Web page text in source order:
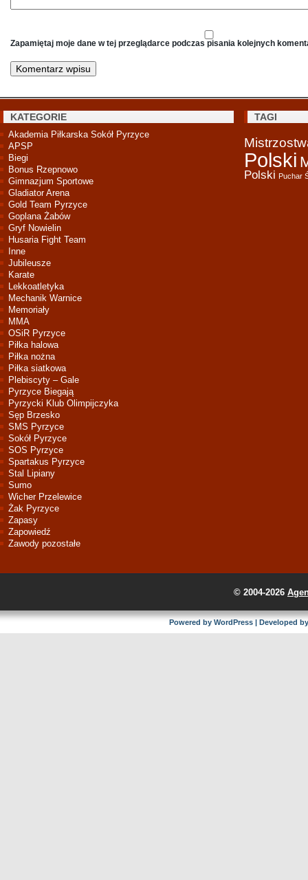
Zapamiętaj moje dane w tej przeglądarce podczas pisania kolejnych
KATEGORIE
Akademia Piłkarska Sokół Pyrzyce
APSP
Biegi
Bonus Rzepnowo
Gimnazjum Sportowe
Gladiator Arena
Gold Team Pyrzyce
Goplana Żabów
Gryf Nowielin
Husaria Fight Team
Inne
Jubileusze
Karate
Lekkoatletyka
Mechanik Warnice
Memoriały
MMA
OSiR Pyrzyce
Piłka halowa
Piłka nożna
Piłka siatkowa
Plebiscyty – Gale
Pyrzyce Biegają
Pyrzycki Klub Olimpijczyka
Sęp Brzesko
SMS Pyrzyce
Sokół Pyrzyce
SOS Pyrzyce
Spartakus Pyrzyce
Stal Lipiany
Sumo
Wicher Przelewice
Żak Pyrzyce
Zapasy
Zapowiedź
Zawody pozostałe
TAGI
Polski
Polski Puchar
© 2004-2026
Powered by WordPress| Developed